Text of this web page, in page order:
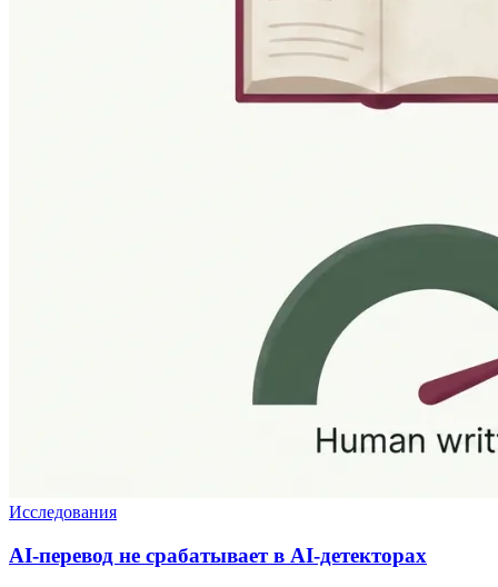
Исследования
AI-перевод не срабатывает в AI-детекторах